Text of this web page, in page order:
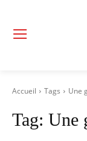
Accueil Tags Une
Tag: Une